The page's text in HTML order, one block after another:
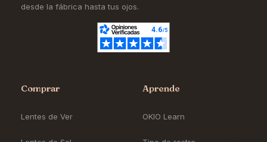
desde la fábrica hasta tus ojos.
Comprar
Lentes de Ver
Aprende
OKIO Learn